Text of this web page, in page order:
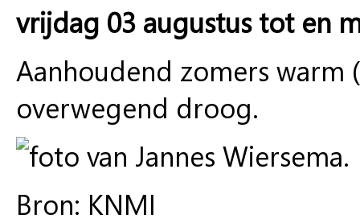
vrijdag 03 augustus tot en
Aanhoudend zomers warm
overwegend droog.
Bron: KNMI